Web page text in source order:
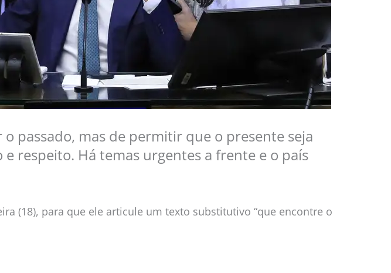
passado, mas de permitir que o presente seja
respeito. Há temas urgentes a frente e o país
(18), para que ele articule um texto substitutivo “que encontre o